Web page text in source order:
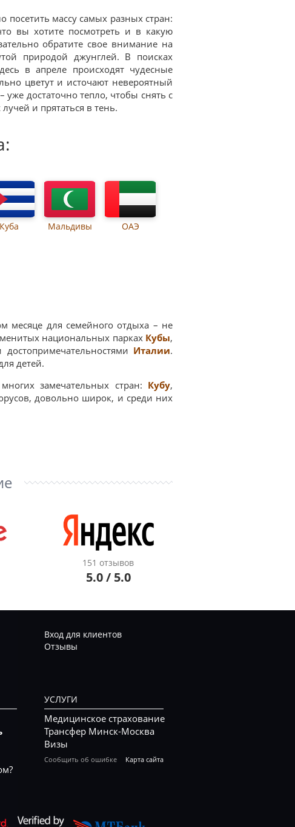
посетить массу самых разных стран:
вы хотите посмотреть и в какую
обратите свое внимание на
природой джунглей. В поисках
в апреле происходят чудесные
цветут и источают невероятный
– уже достаточно тепло, чтобы снять с
и прятаться в тень.
Куба Мальдивы ОАЭ
месяце для семейного отдыха – не
национальных парках Кубы,
Италии.
детей.
замечательных стран: Кубу,
довольно широк, и среди них
151 отзывов
5.0 / 5.0
Вход для клиентов
Отзывы
УСЛУГИ
Медицинское страхование
Трансфер Минск-Москва
Визы
Сообщить об ошибке Карта сайта